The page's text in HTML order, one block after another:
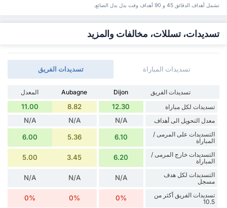
تشمل أهداف الدقائق 45 و 90 أهداف وقت ‏بدل ‏بدل الضائع.
تسديدات، تسللات، مخالفات والمزيد
تسديدات الفريق تسديدات المباراة
تسديدات الفريق Dijon
Aubagne
المعدل
تسديدات لكل مباراة
12.30
8.82
11.00
معدل التحويل الى أهداف N/A
N/A
N/A
التسديدات على المرمى /
المباراة
6.10
5.36
6.00
التسديدات خارج المرمى /
المباراة
6.20
3.45
5.00
التسديدات لكل هدف
مسجل
N/A
N/A
N/A
تسديدات الفريق أكثر من
10.5
0%
0%
0%